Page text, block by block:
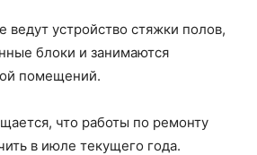
ведут устройство стяжки полов,
блоки и занимаются
помещений.
что работы по ремонту
в июле текущего года.